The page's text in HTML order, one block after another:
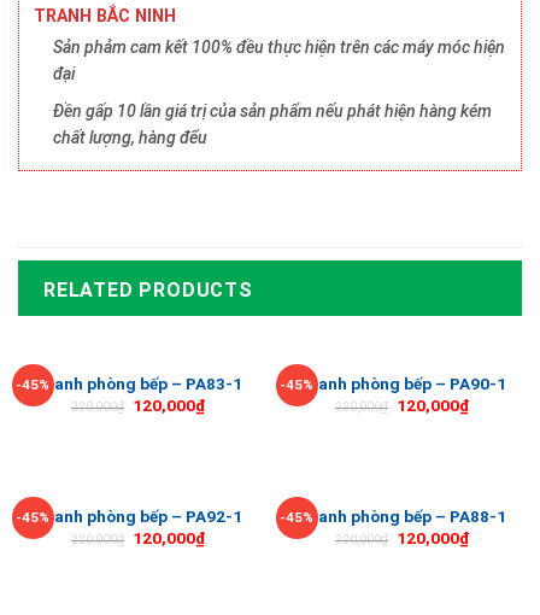
TRANH BẮC NINH
Sản phảm cam kết 100% đều thực hiện trên các máy móc hiện
đại
Đền gấp 10 lần giá trị của sản phẩm nếu phát hiện hàng kém
chất lượng, hàng đểu
RELATED PRODUCTS
-45%Tranh phòng bếp – PA83-1
220,000₫ 120,000₫
-45%Tranh phòng bếp – PA90-1
220,000₫ 120,000₫
-45%Tranh phòng bếp – PA92-1
220,000₫ 120,000₫
-45%Tranh phòng bếp – PA88-1
220,000₫ 120,000₫